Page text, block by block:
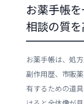
お薬手帳を
相談の質
お薬手帳は、処
副作用歴、市販
有するための道